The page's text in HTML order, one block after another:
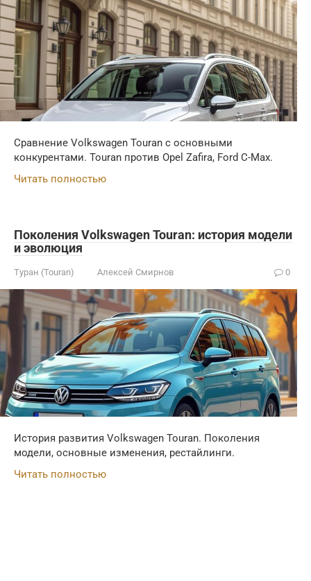
Сравнение Volkswagen Touran с основными
конкурентами. Touran против Opel Zafira, Ford C-Max.
Читать полностью
Поколения Volkswagen Touran: история модели
и эволюция
Туран (Touran) Алексей Смирнов 0
История развития Volkswagen Touran. Поколения
модели, основные изменения, рестайлинги.
Читать полностью